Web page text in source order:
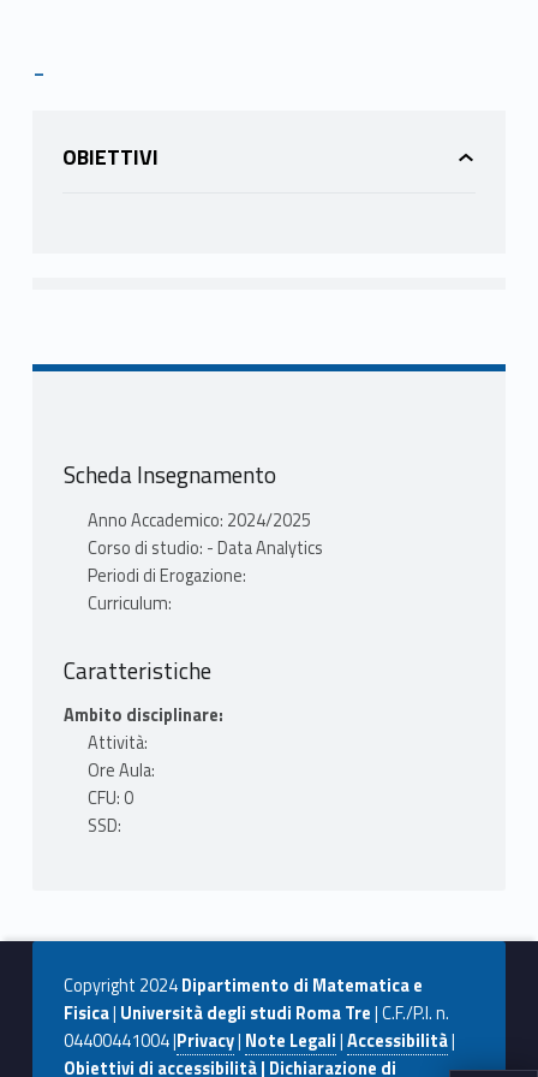
-
OBIETTIVI
Scheda Insegnamento
Anno Accademico: 2024/2025
Corso di studio: - Data Analytics
Periodi di Erogazione:
Curriculum:
Caratteristiche
Ambito disciplinare:
Attività:
Ore Aula:
CFU: 0
SSD:
Copyright 2024Dipartimento di Matematica e
Fisica| Università degli studi Roma Tre| C.F./P.I. n.
04400441004 |Privacy| Note Legali|Accessibilità|
Obiettivi di accessibilità | Dichiarazione di